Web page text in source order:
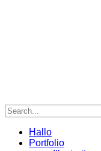
Hallo
Portfolio